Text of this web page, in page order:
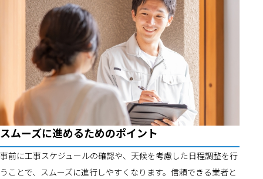
スムーズに進めるためのポイント
事前に工事スケジュールの確認や、天候を考慮した日程調整を行
うことで、スムーズに進行しやすくなります。信頼できる業者と